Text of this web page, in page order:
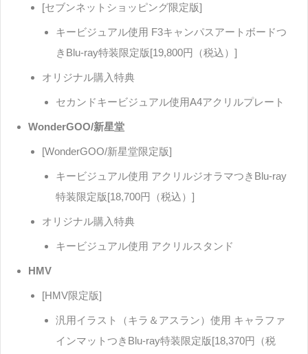
[セブンネットショッピング限定版]
キービジュアル使用 F3キャンパスアートボードつ
きBlu-ray特装限定版[19,800円（税込）]
オリジナル購入特典
セカンドキービジュアル使用A4アクリルプレート
WonderGOO/新星堂
[WonderGOO/新星堂限定版]
キービジュアル使用 アクリルジオラマつきBlu-ray
特装限定版[18,700円（税込）]
オリジナル購入特典
キービジュアル使用 アクリルスタンド
HMV
[HMV限定版]
汎用イラスト（キラ＆アスラン）使用 キャラファ
インマットつきBlu-ray特装限定版[18,370円（税